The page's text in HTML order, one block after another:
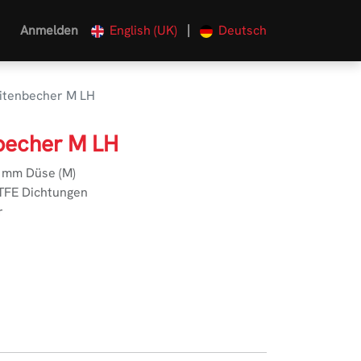
Anmelden English (UK) | Deutsch
M LH
M LH
Düse (M)
Dichtungen